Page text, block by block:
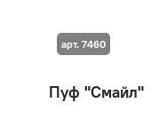
Пуф "Смайл"
арт. 7460